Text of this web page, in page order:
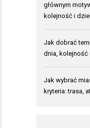
głównym
kolejność i
Jak dobrać
dnia, kolejność
Jak wybrać
kryteria: trasa,